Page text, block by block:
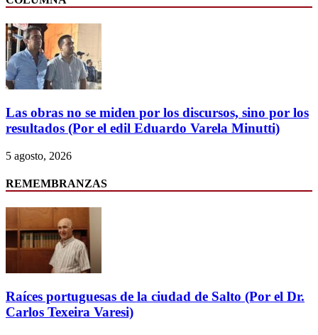
Las obras no se miden por los discursos, sino por los
resultados (Por el edil Eduardo Varela Minutti)
5 agosto, 2026
REMEMBRANZAS
Raíces portuguesas de la ciudad de Salto (Por el Dr.
Carlos Texeira Varesi)